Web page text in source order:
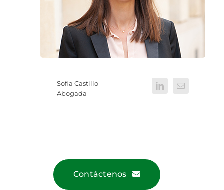
Sofia Castillo
Abogada
Contáctenos